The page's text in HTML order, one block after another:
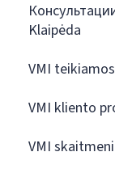
Klaipėda
VMI
VMI kliento
VMI